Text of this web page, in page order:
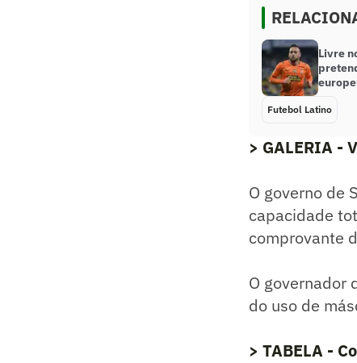
Livre
Futebol Latino
> GALERIA -
O governo de
capacidade
comprovante
O governador
do uso de
> TABELA -